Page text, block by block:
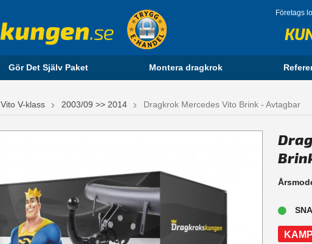
Företags
Gör Det Själv Paket Montera dragkrok
Vito V-klass 2003/09 >> 2014 Dragkrok Mercedes Vito Brink - Avtagbar